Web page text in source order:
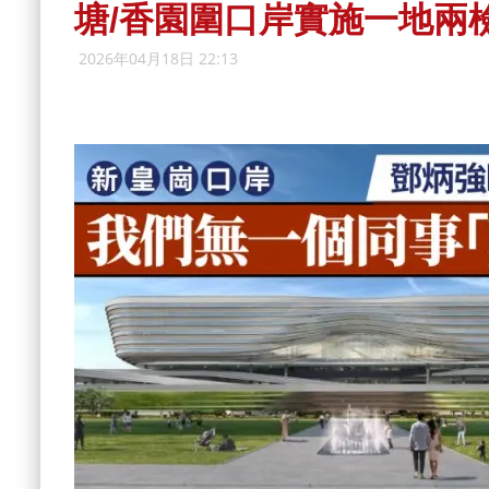
塘/香園圍口岸實施一地兩
2026年04月18日 22:13